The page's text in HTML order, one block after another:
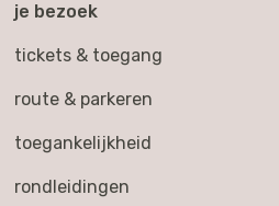
je bezoek
tickets & toegang
route & parkeren
toegankelijkheid
rondleidingen